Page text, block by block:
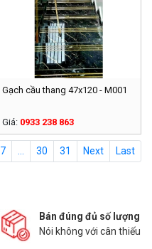
Gạch cầu thang 47x120 - M001
Giá: 0933 238 863
7 30 31 Next Last
Bán đúng đủ số lượng
Nói không với cân thiếu